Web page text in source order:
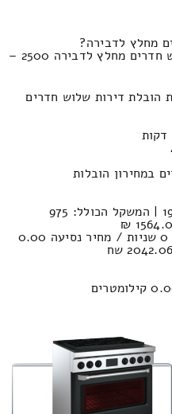
מחלץ לדבירה?
הצעות מחשבון להובלת דירה שלוש חדרים מחלץ לדבירה 2500 –
הובלת דירות שלוש חדרים
במחירון הובלות
נפח הובלה (חפצים) : 19.92м³ | המשקל הכולל: 975